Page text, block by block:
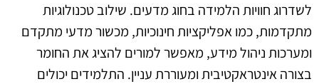
לשדרוג חוויות הלמידה בחוג מדעים. שילוב טכנולוגיות
מתקדמות, כמו אפליקציות חינוכיות, מכשור מדעי מתקדם
ומערכות ניהול מידע, מאפשר למורים להציג את החומר
בצורה אינטראקטיבית ומעוררת עניין. התלמידים יכולים